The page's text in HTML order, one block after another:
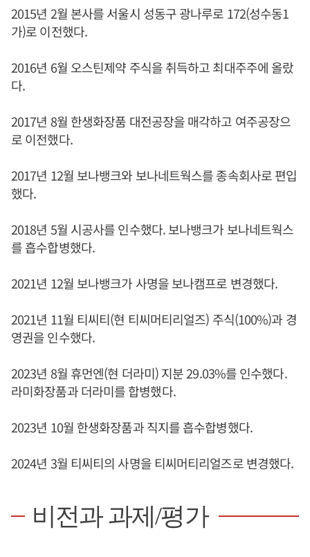
2015년 2월 본사를 서울시 성동구 광나루로 172(성수동1
가)로 이전했다.
2016년 6월 오스틴제약 주식을 취득하고 최대주주에 올랐
다.
2017년 8월 한생화장품 대전공장을 매각하고 여주공장으
로 이전했다.
2017년 12월 보나뱅크와 보나네트웍스를 종속회사로 편입
했다.
2018년 5월 시공사를 인수했다. 보나뱅크가 보나네트웍스
를 흡수합병했다.
2021년 12월 보나뱅크가 사명을 보나캠프로 변경했다.
2021년 11월 티씨티(현 티씨머티리얼즈) 주식(100%)과 경
영권을 인수했다.
2023년 8월 휴먼엔(현 더라미) 지분 29.03%를 인수했다.
라미화장품과 더라미를 합병했다.
2023년 10월 한생화장품과 직지를 흡수합병했다.
2024년 3월 티씨티의 사명을 티씨머티리얼즈로 변경했다.
비전과 과제/평가